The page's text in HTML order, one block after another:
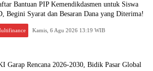
Bantuan PIP Kemendikdasmen untuk Siswa
Begini Syarat dan Besaran Dana yang Diterima!
Kamis, 6 Agu 2026 13:19 WIB
Garap Rencana 2026-2030, Bidik Pasar Global